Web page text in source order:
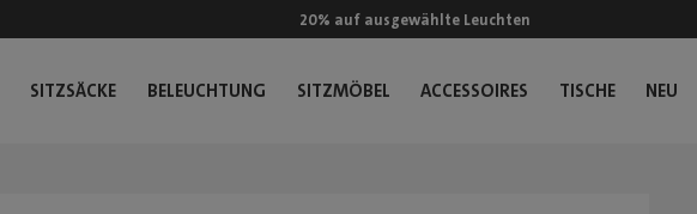
20% auf ausgewählte Leuchten
SITZSÄCKE BELEUCHTUNG SITZMÖBEL ACCESSOIRES TISCHE NEU